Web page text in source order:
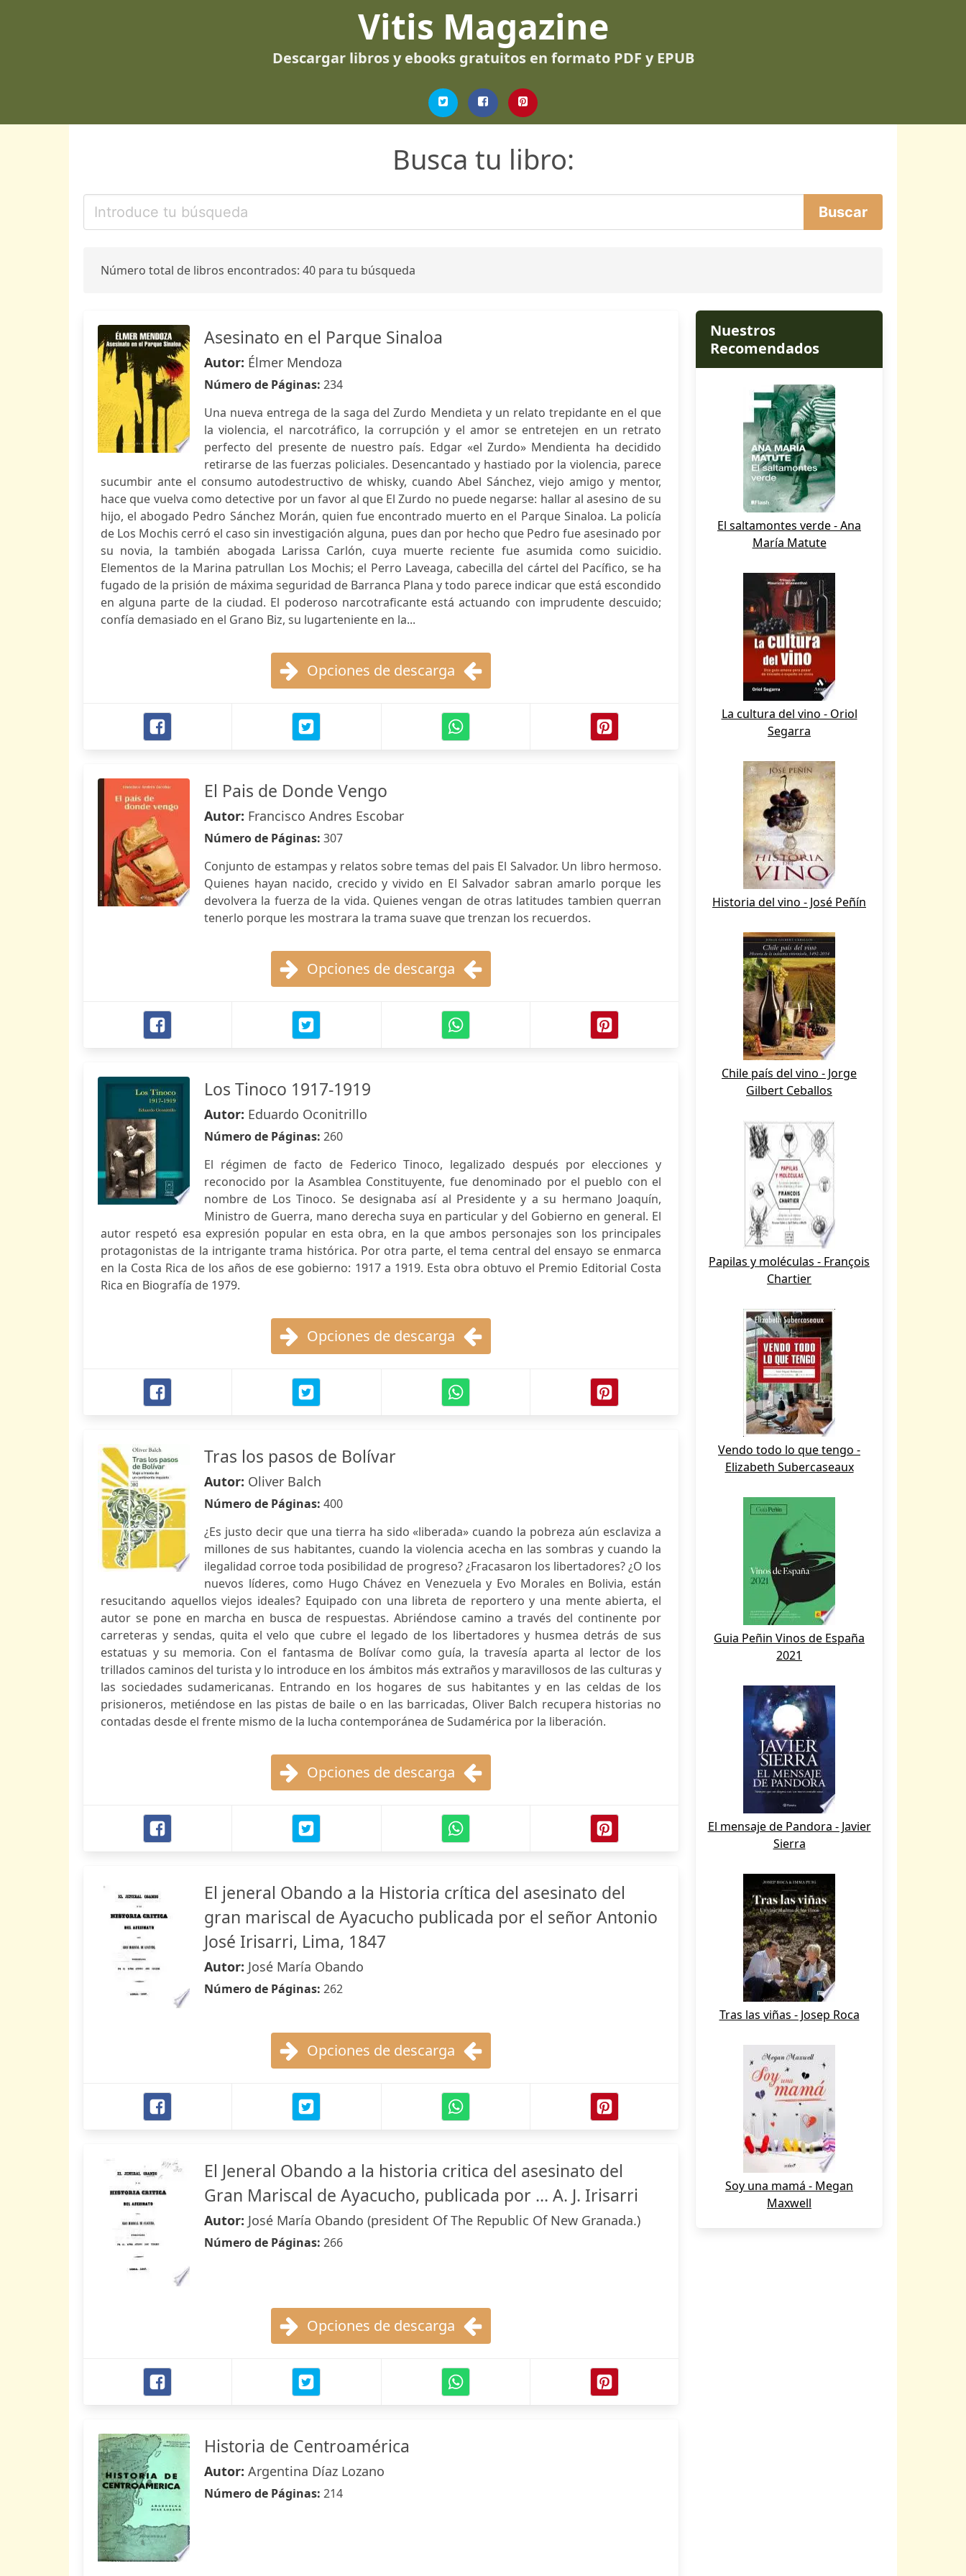
Vitis Magazine
Descargar libros y ebooks gratuitos en formato PDF y EPUB
Busca tu libro:
Número total de libros encontrados: 40 para tu búsqueda
Asesinato en el Parque Sinaloa
Autor: Élmer Mendoza
Número de Páginas: 234
Una nueva entrega de la saga del Zurdo Mendieta y un relato trepidante en el que
la violencia, el narcotráfico, la corrupción y el amor se entretejen en un retrato
perfecto del presente de nuestro país. Edgar «el Zurdo» Mendienta ha decidido
retirarse de las fuerzas policiales. Desencantado y hastiado por la violencia, parece
sucumbir ante el consumo autodestructivo de whisky, cuando Abel Sánchez, viejo amigo y mentor,
hace que vuelva como detective por un favor al que El Zurdo no puede negarse: hallar al asesino de su
hijo, el abogado Pedro Sánchez Morán, quien fue encontrado muerto en el Parque Sinaloa. La policía
de Los Mochis cerró el caso sin investigación alguna, pues dan por hecho que Pedro fue asesinado por
su novia, la también abogada Larissa Carlón, cuya muerte reciente fue asumida como suicidio.
Elementos de la Marina patrullan Los Mochis; el Perro Laveaga, cabecilla del cártel del Pacífico, se ha
fugado de la prisión de máxima seguridad de Barranca Plana y todo parece indicar que está escondido
en alguna parte de la ciudad. El poderoso narcotraficante está actuando con imprudente descuido;
confía demasiado en el Grano Biz, su lugarteniente en la...
Opciones de descarga
El Pais de Donde Vengo
Autor: Francisco Andres Escobar
Número de Páginas: 307
Conjunto de estampas y relatos sobre temas del pais El Salvador. Un libro hermoso.
Quienes hayan nacido, crecido y vivido en El Salvador sabran amarlo porque les
devolvera la fuerza de la vida. Quienes vengan de otras latitudes tambien querran
tenerlo porque les mostrara la trama suave que trenzan los recuerdos.
Opciones de descarga
Los Tinoco 1917-1919
Autor: Eduardo Oconitrillo
Número de Páginas: 260
El régimen de facto de Federico Tinoco, legalizado después por elecciones y
reconocido por la Asamblea Constituyente, fue denominado por el pueblo con el
nombre de Los Tinoco. Se designaba así al Presidente y a su hermano Joaquín,
Ministro de Guerra, mano derecha suya en particular y del Gobierno en general. El
autor respetó esa expresión popular en esta obra, en la que ambos personajes son los principales
protagonistas de la intrigante trama histórica. Por otra parte, el tema central del ensayo se enmarca
en la Costa Rica de los años de ese gobierno: 1917 a 1919. Esta obra obtuvo el Premio Editorial Costa
Rica en Biografía de 1979.
Opciones de descarga
Tras los pasos de Bolívar
Autor: Oliver Balch
Número de Páginas: 400
¿Es justo decir que una tierra ha sido «liberada» cuando la pobreza aún esclaviza a
millones de sus habitantes, cuando la violencia acecha en las sombras y cuando la
ilegalidad corroe toda posibilidad de progreso? ¿Fracasaron los libertadores? ¿O los
nuevos líderes, como Hugo Chávez en Venezuela y Evo Morales en Bolivia, están
resucitando aquellos viejos ideales? Equipado con una libreta de reportero y una mente abierta, el
autor se pone en marcha en busca de respuestas. Abriéndose camino a través del continente por
carreteras y sendas, quita el velo que cubre el legado de los libertadores y husmea detrás de sus
estatuas y su memoria. Con el fantasma de Bolívar como guía, la travesía aparta al lector de los
trillados caminos del turista y lo introduce en los ámbitos más extraños y maravillosos de las culturas y
las sociedades sudamericanas. Entrando en los hogares de sus habitantes y en las celdas de los
prisioneros, metiéndose en las pistas de baile o en las barricadas, Oliver Balch recupera historias no
contadas desde el frente mismo de la lucha contemporánea de Sudamérica por la liberación.
Opciones de descarga
El jeneral Obando a la Historia crítica del asesinato del
gran mariscal de Ayacucho publicada por el señor Antonio
José Irisarri, Lima, 1847
Autor: José María Obando
Número de Páginas: 262
Opciones de descarga
El Jeneral Obando a la historia critica del asesinato del
Gran Mariscal de Ayacucho, publicada por ... A. J. Irisarri
Autor: José María Obando (president Of The Republic Of New Granada.)
Número de Páginas: 266
Opciones de descarga
Historia de Centroamérica
Autor: Argentina Díaz Lozano
Número de Páginas: 214
Nuestros
Recomendados
El saltamontes verde - Ana
María Matute
La cultura del vino - Oriol
Segarra
Historia del vino - José Peñín
Chile país del vino - Jorge
Gilbert Ceballos
Papilas y moléculas - François
Chartier
Vendo todo lo que tengo -
Elizabeth Subercaseaux
Guia Peñin Vinos de España
2021
El mensaje de Pandora - Javier
Sierra
Tras las viñas - Josep Roca
Soy una mamá - Megan
Maxwell